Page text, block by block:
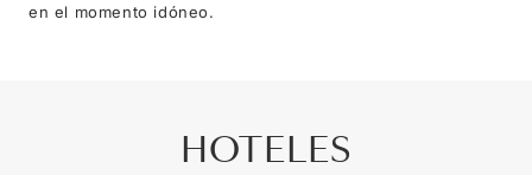
en el momento idóneo.
HOTELES